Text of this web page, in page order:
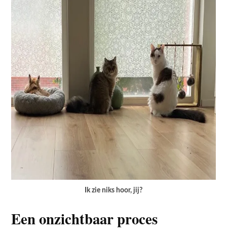
Ik zie niks hoor, jij?
Een onzichtbaar proces